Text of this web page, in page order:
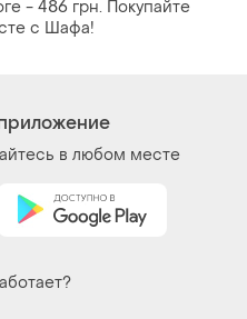
- 486 грн. Покупайте
с Шафа!
в любом месте